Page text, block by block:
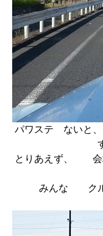
パワステ ない
とりあえず、
みんな ク